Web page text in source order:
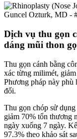
Dịch vụ thu gọn
dáng mũi thon
Thu gọn cánh bằng
xác từng milimét,
Phương pháp này phù
đối.
Thu gọn chóp sử
giảm 70% tổn thương
ngày xuống 7 ngày.
97.3% theo khảo sát